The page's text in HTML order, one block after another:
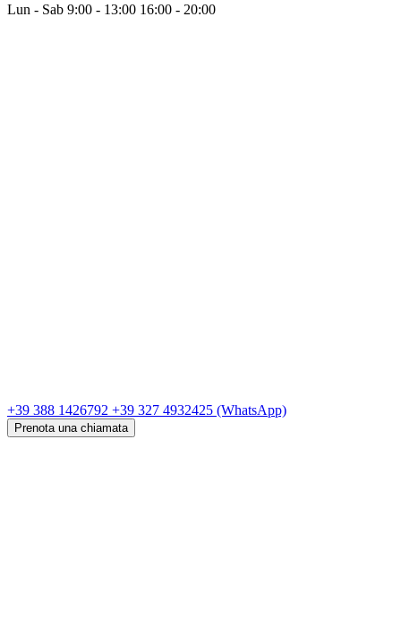
Lun - Sab 9:00 - 13:00 16:00 - 20:00
+39 388 1426792 +39 327 4932425 (WhatsApp)
Prenota una chiamata